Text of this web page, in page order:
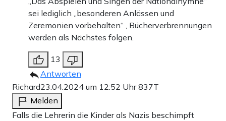
sei lediglich „besonderen Anlässen und
Zeremonien vorbehalten“ , Bücherverbrennungen
werden als Nächstes folgen.
13
Antworten
Richard23.04.2024 um 12:52 Uhr837T
Melden
Falls die Lehrerin die Kinder als Nazis beschimpft